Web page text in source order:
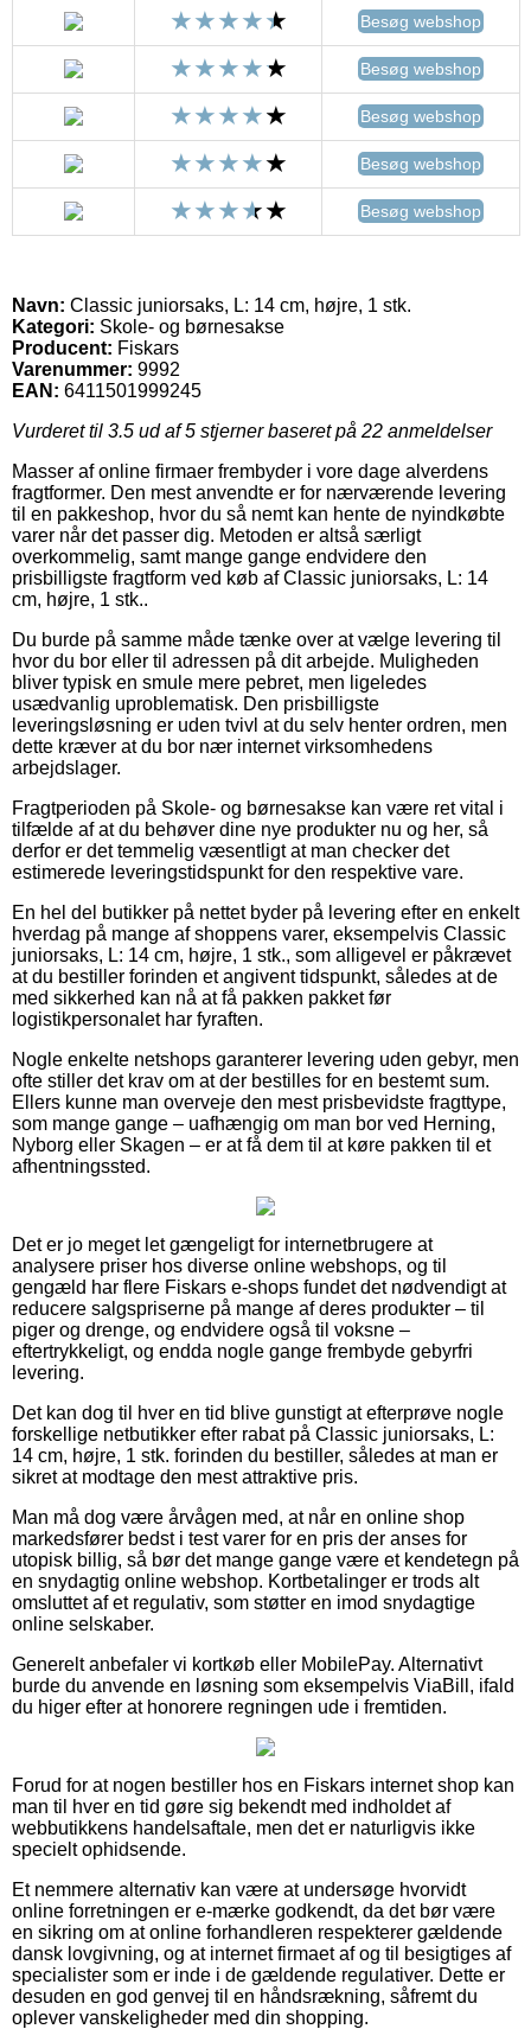
Besøg webshop
Besøg webshop
Besøg webshop
Besøg webshop
Besøg webshop
Navn: Classic juniorsaks, L: 14 cm, højre, 1 stk.
Kategori: Skole- og børnesakse
Producent: Fiskars
Varenummer: 9992
EAN: 6411501999245
Vurderet til 3.5 ud af 5 stjerner baseret på 22 anmeldelser
Masser af online firmaer frembyder i vore dage alverdens
fragtformer. Den mest anvendte er for nærværende levering
til en pakkeshop, hvor du så nemt kan hente de nyindkøbte
varer når det passer dig. Metoden er altså særligt
overkommelig, samt mange gange endvidere den
prisbilligste fragtform ved køb af Classic juniorsaks, L: 14
cm, højre, 1 stk..
Du burde på samme måde tænke over at vælge levering til
hvor du bor eller til adressen på dit arbejde. Muligheden
bliver typisk en smule mere pebret, men ligeledes
usædvanlig uproblematisk. Den prisbilligste
leveringsløsning er uden tvivl at du selv henter ordren, men
dette kræver at du bor nær internet virksomhedens
arbejdslager.
Fragtperioden på Skole- og børnesakse kan være ret vital i
tilfælde af at du behøver dine nye produkter nu og her, så
derfor er det temmelig væsentligt at man checker det
estimerede leveringstidspunkt for den respektive vare.
En hel del butikker på nettet byder på levering efter en enkelt
hverdag på mange af shoppens varer, eksempelvis Classic
juniorsaks, L: 14 cm, højre, 1 stk., som alligevel er påkrævet
at du bestiller forinden et angivent tidspunkt, således at de
med sikkerhed kan nå at få pakken pakket før
logistikpersonalet har fyraften.
Nogle enkelte netshops garanterer levering uden gebyr, men
ofte stiller det krav om at der bestilles for en bestemt sum.
Ellers kunne man overveje den mest prisbevidste fragttype,
som mange gange – uafhængig om man bor ved Herning,
Nyborg eller Skagen – er at få dem til at køre pakken til et
afhentningssted.
Det er jo meget let gængeligt for internetbrugere at
analysere priser hos diverse online webshops, og til
gengæld har flere Fiskars e-shops fundet det nødvendigt at
reducere salgspriserne på mange af deres produkter – til
piger og drenge, og endvidere også til voksne –
eftertrykkeligt, og endda nogle gange frembyde gebyrfri
levering.
Det kan dog til hver en tid blive gunstigt at efterprøve nogle
forskellige netbutikker efter rabat på Classic juniorsaks, L:
14 cm, højre, 1 stk. forinden du bestiller, således at man er
sikret at modtage den mest attraktive pris.
Man må dog være årvågen med, at når en online shop
markedsfører bedst i test varer for en pris der anses for
utopisk billig, så bør det mange gange være et kendetegn på
en snydagtig online webshop. Kortbetalinger er trods alt
omsluttet af et regulativ, som støtter en imod snydagtige
online selskaber.
Generelt anbefaler vi kortkøb eller MobilePay. Alternativt
burde du anvende en løsning som eksempelvis ViaBill, ifald
du higer efter at honorere regningen ude i fremtiden.
Forud for at nogen bestiller hos en Fiskars internet shop kan
man til hver en tid gøre sig bekendt med indholdet af
webbutikkens handelsaftale, men det er naturligvis ikke
specielt ophidsende.
Et nemmere alternativ kan være at undersøge hvorvidt
online forretningen er e-mærke godkendt, da det bør være
en sikring om at online forhandleren respekterer gældende
dansk lovgivning, og at internet firmaet af og til besigtiges af
specialister som er inde i de gældende regulativer. Dette er
desuden en god genvej til en håndsrækning, såfremt du
oplever vanskeligheder med din shopping.